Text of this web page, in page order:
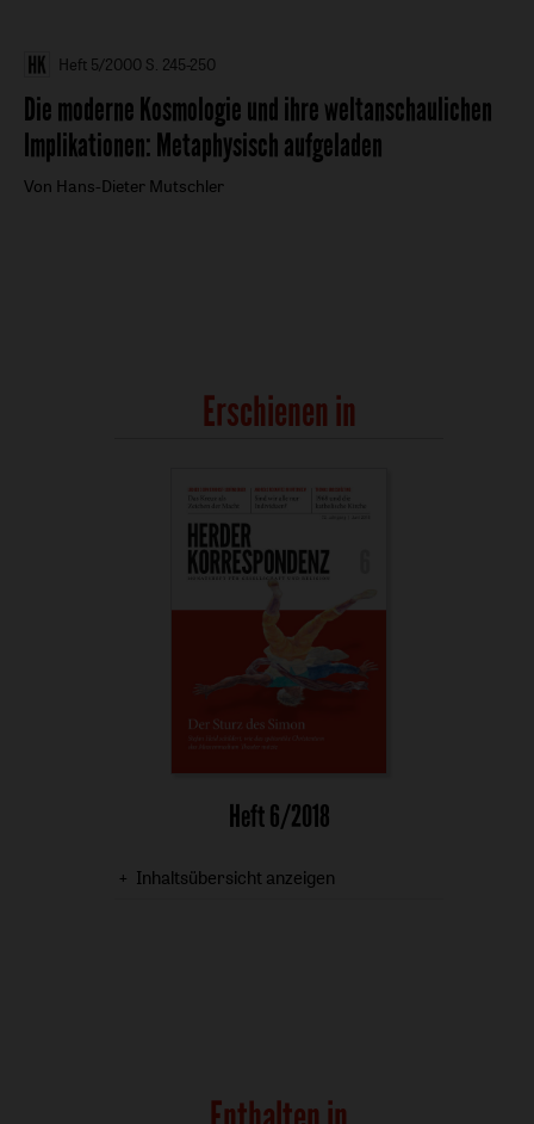
Heft 5/2000 S. 245-250
Die moderne Kosmologie und ihre weltanschaulichen
Implikationen:Metaphysisch aufgeladen
Von Hans-Dieter Mutschler
Erschienen in
Heft 6/2018
Inhaltsübersicht anzeigen